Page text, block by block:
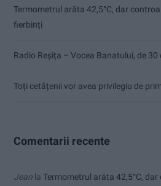
Termometrul arăta 42,5°C, dar
fierbinți
Radio Reșița – Vocea Banatului, de 30
Toți cetățenii vor avea privilegiu de
Comentarii recente
Jean la Termometrul arăta 42,5°C,